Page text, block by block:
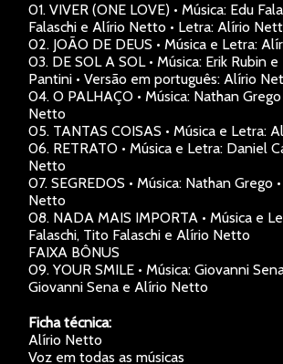
01. VIVER (ONE LOVE) • Música: Edu
Falaschi e Alírio Netto • Letra: Alírio
02. JOÃO DE DEUS • Música e Letra:
03. DE SOL A SOL • Música: Erik Rubin
Pantini • Versão em português: Alírio
04. O PALHAÇO • Música: Nathan
Netto
05. TANTAS COISAS • Música e Letra:
06. RETRATO • Música e Letra: Daniel
Netto
07. SEGREDOS • Música: Nathan Grego
Netto
08. NADA MAIS IMPORTA • Música e
Falaschi, Tito Falaschi e Alírio Netto
FAIXA BÔNUS
09. YOUR SMILE • Música: Giovanni
Giovanni Sena e Alírio Netto
Ficha técnica:
Alírio Netto
Voz em todas as músicas